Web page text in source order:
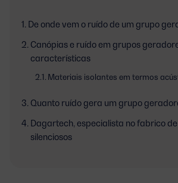
De onde vem o ruído de um grupo
Canópias e ruído em grupos
características
Materiais isolantes em termos
Quanto ruído gera um grupo
Dagartech, especialista no fabrico
silenciosos